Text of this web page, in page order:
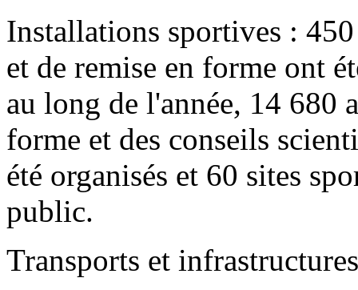
Installations sportives :
et de remise en forme ont
au long de l'année, 14 680
forme et des conseils
été organisés et 60 sites
public.
Transports et infrastructures